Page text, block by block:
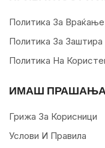
Политика За
Политика За
Политика На
ИМАШ
Грижа За Корисници
Услови И Правила